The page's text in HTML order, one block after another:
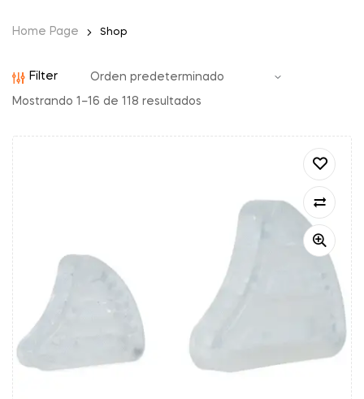
Home Page Shop
Filter
Mostrando 1–16 de 118 resultados